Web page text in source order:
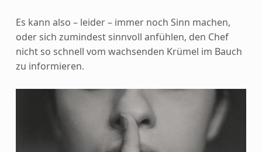
Es kann also – leider – immer noch Sinn machen,
oder sich zumindest sinnvoll anfühlen, den Chef
nicht so schnell vom wachsenden Krümel im Bauch
zu informieren.